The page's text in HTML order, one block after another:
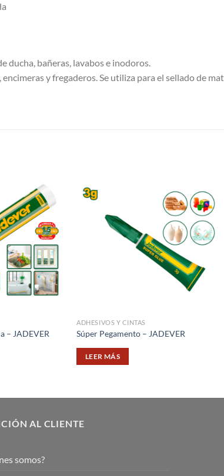
ducha, bañeras, lavabos e inodoros.
y fregaderos. Se utiliza para el sellado de
– JADEVER
ADHESIVOS Y CINTAS
Súper Pegamento – JADEVER
LEER MÁS
AL CLIENTE
somos?